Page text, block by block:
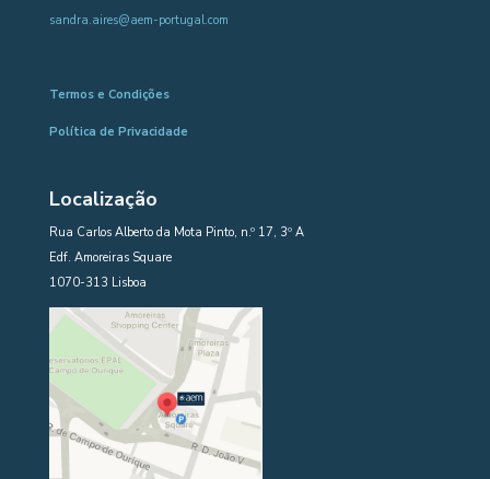
sandra.aires@aem-portugal.com
Termos e Condições
Política de Privacidade
Localização
Rua Carlos Alberto da Mota Pinto, n.º 17, 3º A
Edf. Amoreiras Square
1070-313 Lisboa